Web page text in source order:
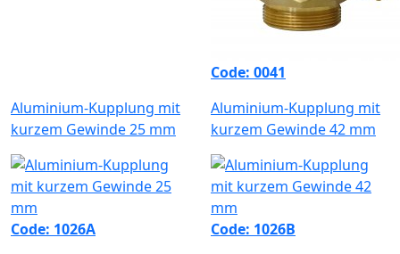
Code: 0041
Aluminium-Kupplung mit
kurzem Gewinde 25 mm
Code: 1026A
Aluminium-Kupplung mit
kurzem Gewinde 42 mm
Code: 1026B